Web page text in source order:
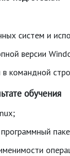
систем и
версии
командной
обучения